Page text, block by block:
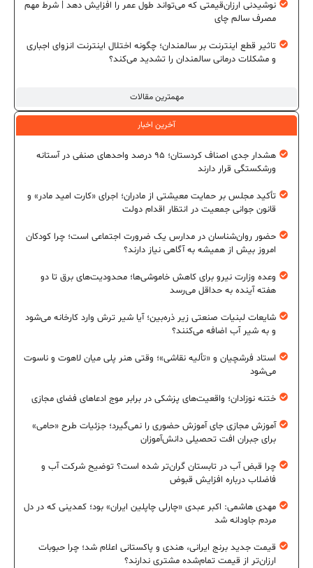
مهمترین مقالات
نوشیدنی ارزان‌قیمتی که می‌تواند طول عمر را افزایش دهد | شرط مهم
مصرف سالم چای
تاثیر قطع اینترنت بر سالمندان؛ چگونه اختلال اینترنت انزوای اجباری
و مشکلات درمانی سالمندان را تشدید می‌کند؟
آخرین اخبار
هشدار جدی اصناف کردستان؛ ۹۵ درصد واحدهای صنفی در آستانه
ورشکستگی قرار دارند
تأکید مجلس بر حمایت معیشتی از مادران؛ اجرای «کارت امید مادر» و
قانون جوانی جمعیت در انتظار اقدام دولت
حضور روان‌شناسان در مدارس یک ضرورت اجتماعی است؛ چرا کودکان
امروز بیش از همیشه به آگاهی نیاز دارند؟
وعده وزارت نیرو برای کاهش خاموشی‌ها؛ محدودیت‌های برق تا دو
هفته آینده به حداقل می‌رسد
شایعات لبنیات صنعتی زیر ذره‌بین؛ آیا شیر ترش وارد کارخانه می‌شود
و به شیر آب اضافه می‌کنند؟
استاد فرشچیان و «تألیه نقاشی»؛ وقتی هنر پلی میان لاهوت و ناسوت
می‌شود
ختنه نوزادان؛ واقعیت‌های پزشکی در برابر موج ادعاهای فضای مجازی
آموزش مجازی جای آموزش حضوری را نمی‌گیرد؛ جزئیات طرح «حامی»
برای جبران افت تحصیلی دانش‌آموزان
چرا قبض آب در تابستان گران‌تر شده است؟ توضیح شرکت آب و
فاضلاب درباره افزایش قبوض
مهدی هاشمی: اکبر عبدی «چارلی چاپلین ایران» بود؛ کمدینی که در دل
مردم جاودانه شد
قیمت جدید برنج ایرانی، هندی و پاکستانی اعلام شد؛ چرا حبوبات
ارزان‌تر از قیمت تمام‌شده مشتری ندارند؟